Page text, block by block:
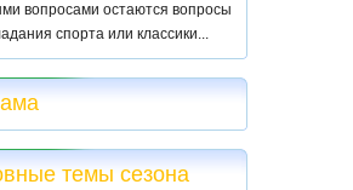
вопросами остаются вопросы
спорта или классики...
темы сезона